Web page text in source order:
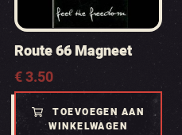
Route 66 Magneet
€3.50
TOEVOEGEN AAN
WINKELWAGEN